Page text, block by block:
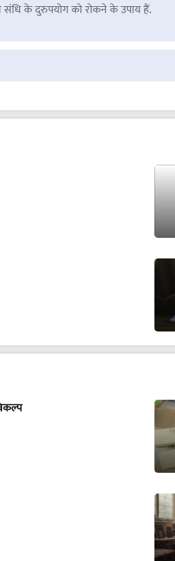
के दुरुपयोग को रोकने के उपाय हैं.